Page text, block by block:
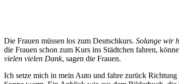
Die Frauen müssen los zum Deutschkurs. Solange wir
die Frauen schon zum Kurs ins Städtchen fahren,
vielen vielen Dank, sagen die Frauen.
Ich setze mich in mein Auto und fahre zurück